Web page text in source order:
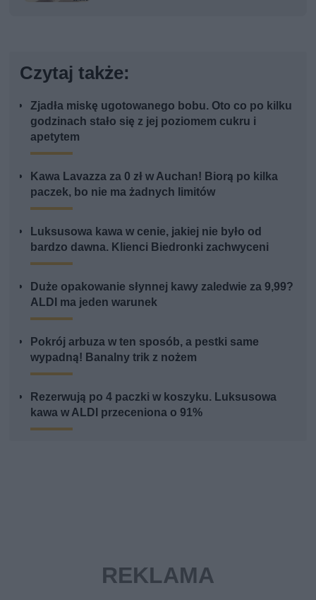
Czytaj także:
Zjadła miskę ugotowanego bobu. Oto co po kilku
godzinach stało się z jej poziomem cukru i
apetytem
Kawa Lavazza za 0 zł w Auchan! Biorą po kilka
paczek, bo nie ma żadnych limitów
Luksusowa kawa w cenie, jakiej nie było od
bardzo dawna. Klienci Biedronki zachwyceni
Duże opakowanie słynnej kawy zaledwie za 9,99?
ALDI ma jeden warunek
Pokrój arbuza w ten sposób, a pestki same
wypadną! Banalny trik z nożem
Rezerwują po 4 paczki w koszyku. Luksusowa
kawa w ALDI przeceniona o 91%